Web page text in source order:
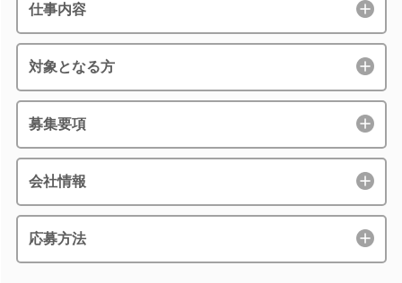
仕事内容
対象となる方
募集要項
会社情報
応募方法